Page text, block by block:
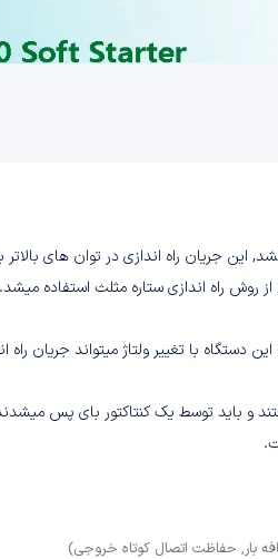
جریان نامی خود از شبکه جریان میکشد, این جریان
با تغییر ولتاژ میتواند جریان راه
و باید توسط یک کنتاکتور بای پس
بار, حفاظت اتصال کوتاه خروجی)